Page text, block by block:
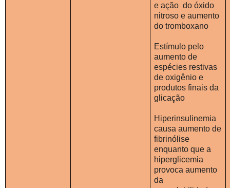
e ação do óxido
nitroso e aumento
do tromboxano
Estímulo pelo
aumento de
espécies restivas
de oxigênio e
produtos finais da
glicação
Hiperinsulinemia
causa aumento de
fibrinólise
enquanto que a
hiperglicemia
provoca aumento
da